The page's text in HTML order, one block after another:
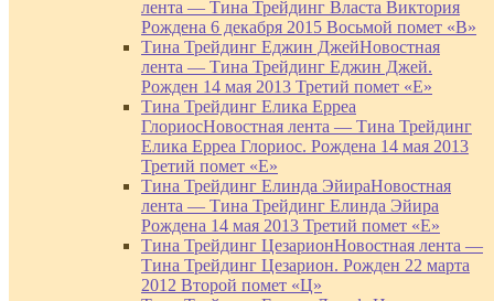
лента — Тина Трейдинг Власта Виктория
Рождена 6 декабря 2015 Восьмой помет «В»
Тина Трейдинг Еджин ДжейНовостная
лента — Тина Трейдинг Еджин Джей.
Рожден 14 мая 2013 Третий помет «Е»
Тина Трейдинг Елика Ерреа
ГлориосНовостная лента — Тина Трейдинг
Елика Ерреа Глориос. Рождена 14 мая 2013
Третий помет «Е»
Тина Трейдинг Елинда ЭйираНовостная
лента — Тина Трейдинг Елинда Эйира
Рождена 14 мая 2013 Третий помет «Е»
Тина Трейдинг ЦезарионНовостная лента —
Тина Трейдинг Цезарион. Рожден 22 марта
2012 Второй помет «Ц»